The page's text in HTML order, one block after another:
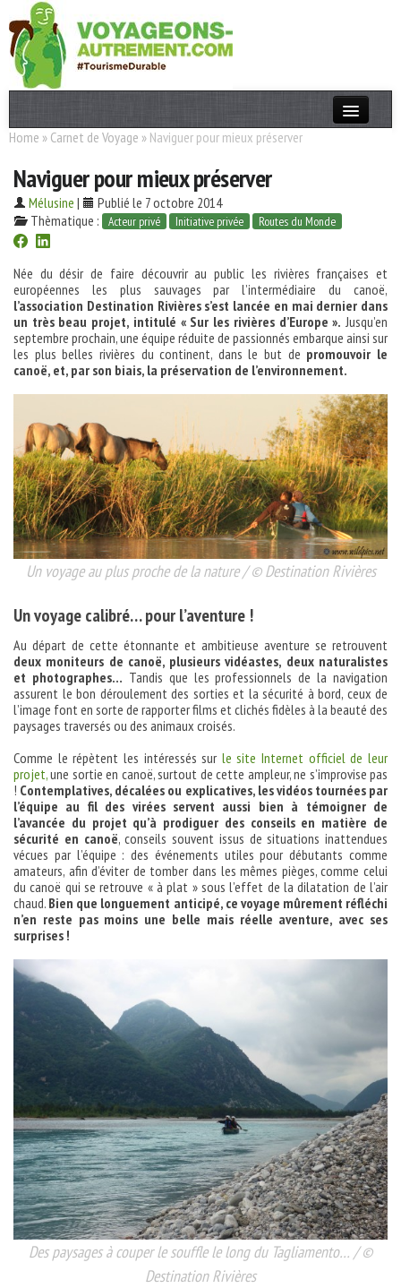
Actualités
T. Responsable
Destinations
Acteurs
Thèmes
OK
Home » Carnet de Voyage » Naviguer pour mieux préserver
Naviguer pour mieux préserver
Mélusine |
Publié le 7 octobre 2014
Thèmatique :
Acteur privé Initiative privée Routes du Monde
Née du désir de faire découvrir au public les rivières françaises et
européennes les plus sauvages par l’intermédiaire du canoë,
l’association Destination Rivières s’est lancée en mai dernier dans
un très beau projet, intitulé « Sur les rivières d’Europe ». Jusqu’en
septembre prochain, une équipe réduite de passionnés embarque ainsi sur
les plus belles rivières du continent, dans le but de promouvoir le
canoë, et, par son biais, la préservation de l’environnement.
Un voyage au plus proche de la nature / © Destination Rivières
Un voyage calibré… pour l’aventure !
Au départ de cette étonnante et ambitieuse aventure se retrouvent
deux moniteurs de canoë, plusieurs vidéastes, deux naturalistes
et photographes… Tandis que les professionnels de la navigation
assurent le bon déroulement des sorties et la sécurité à bord, ceux de
l’image font en sorte de rapporter films et clichés fidèles à la beauté des
paysages traversés ou des animaux croisés.
Comme le répètent les intéressés sur le site Internet officiel de leur
projet,une sortie en canoë, surtout de cette ampleur, ne s’improvise pas
! Contemplatives, décalées ou explicatives, les vidéos tournées par
l’équipe au fil des virées servent aussi bien à témoigner de
l’avancée du projet qu’à prodiguer des conseils en matière de
sécurité en canoë, conseils souvent issus de situations inattendues
vécues par l’équipe : des événements utiles pour débutants comme
amateurs, afin d’éviter de tomber dans les mêmes pièges, comme celui
du canoë qui se retrouve « à plat » sous l’effet de la dilatation de l’air
chaud. Bien que longuement anticipé, ce voyage mûrement réfléchi
n’en reste pas moins une belle mais réelle aventure, avec ses
surprises !
Des paysages à couper le souffle le long du Tagliamento… / ©
Destination Rivières